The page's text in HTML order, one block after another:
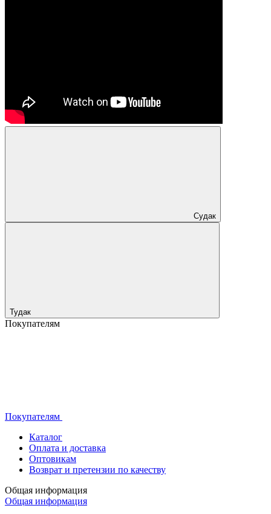
Судак
Тудак
Покупателям
Покупателям
Каталог
Оплата и доставка
Оптовикам
Возврат и претензии по качеству
Общая информация
Общая информация